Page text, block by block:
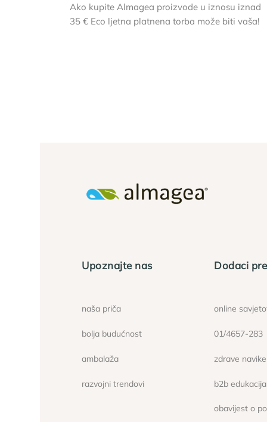
Ako kupite Almagea proizvode u iznosu iznad
35 € Eco ljetna platnena torba može biti vaša!
Upoznajte nas
naša priča
bolja budućnost
ambalaža
razvojni trendovi
Dodaci
online
01/4657-283
zdrave navike
b2b edukacija
obavijest o